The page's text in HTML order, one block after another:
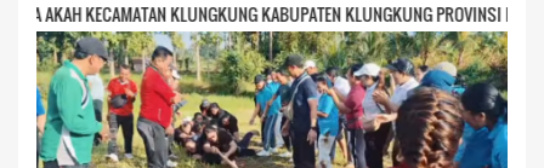
KLUNGKUNG KABUPATEN KLUNGKUNG PROVINSI BALI